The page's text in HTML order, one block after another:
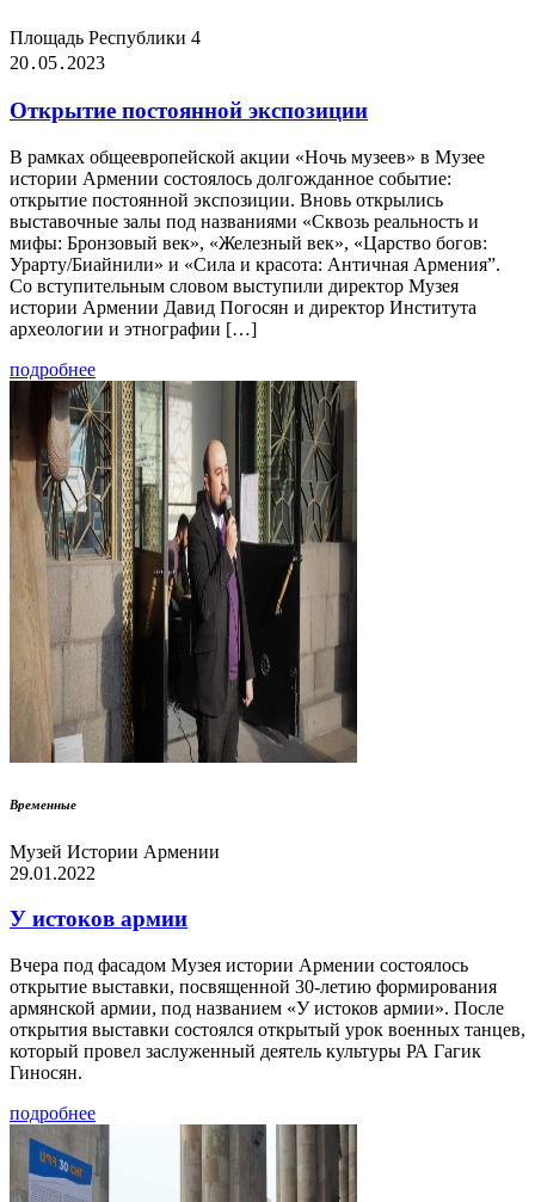
Площадь Республики 4
20․05․2023
Открытие постоянной экспозиции
В рамках общеевропейской акции «Ночь музеев» в Музее
истории Армении состоялось долгожданное событие:
открытие постоянной экспозиции. Вновь открылись
выставочные залы под названиями «Сквозь реальность и
мифы: Бронзовый век», «Железный век», «Царство богов:
Урарту/Биайнили» и «Сила и красота: Античная Армения”.
Со вступительным словом выступили директор Музея
истории Армении Давид Погосян и директор Института
археологии и этнографии […]
подробнее
Временные
Музей Истории Армении
29.01.2022
У истоков армии
Вчера под фасадом Музея истории Армении состоялось
открытие выставки, посвященной 30-летию формирования
армянской армии, под названием «У истоков армии». После
открытия выставки состоялся открытый урок военных танцев,
который провел заслуженный деятель культуры РА Гагик
Гиносян.
подробнее